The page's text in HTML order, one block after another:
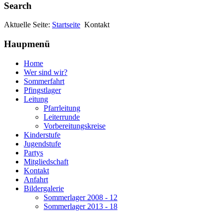
Search
Aktuelle Seite: Startseite Kontakt
Haupmenü
Home
Wer sind wir?
Sommerfahrt
Pfingstlager
Leitung
Pfarrleitung
Leiterrunde
Vorbereitungskreise
Kinderstufe
Jugendstufe
Partys
Mitgliedschaft
Kontakt
Anfahrt
Bildergalerie
Sommerlager 2008 - 12
Sommerlager 2013 - 18